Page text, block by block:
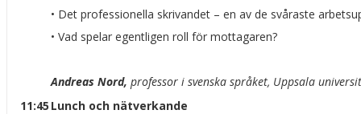
• Det professionella skrivandet – en av de svåraste
• Vad spelar egentligen roll för mottagaren?
Andreas Nord, professor i svenska språket, Uppsala
11:45 Lunch och nätverkande